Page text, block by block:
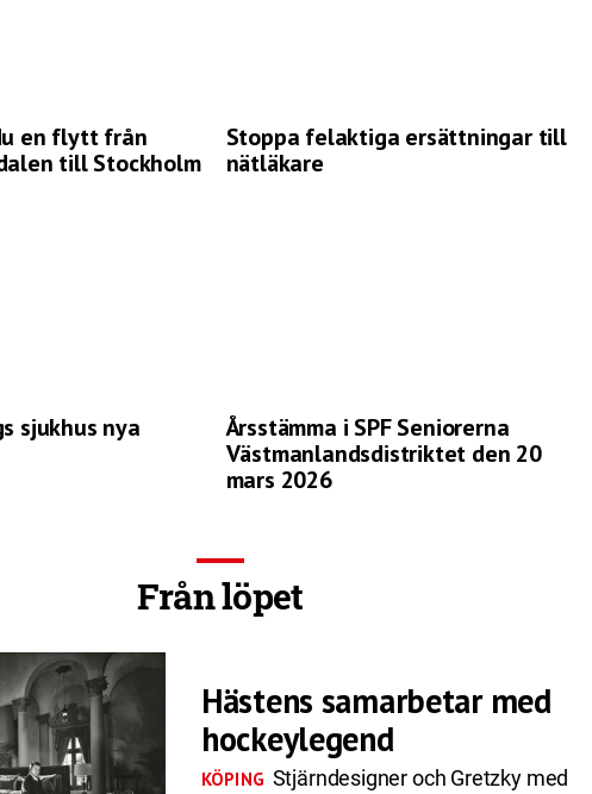
en flytt från
till Stockholm
Stoppa felaktiga ersättningar till
nätläkare
sjukhus nya
Årsstämma i SPF Seniorerna
Västmanlandsdistriktet den 20
mars 2026
Från löpet
Hästens samarbetar med
hockeylegend
KÖPING Stjärndesigner och Gretzky med